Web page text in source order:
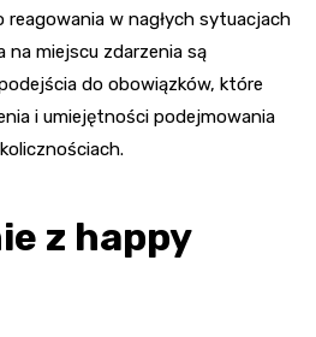
reagowania w nagłych sytuacjach
na miejscu zdarzenia są
do obowiązków, które
i umiejętności podejmowania
z happy